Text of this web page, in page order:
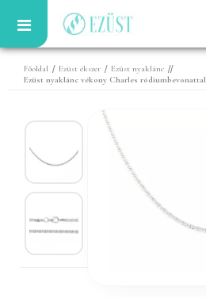
Főoldal / Ezüst ékszer / Ezüst nyaklánc //
Ezüst nyaklánc vékony Charles ródiumbevonattal